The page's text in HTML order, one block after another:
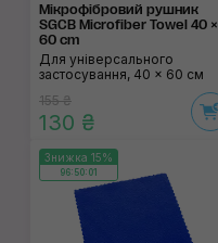
Мікрофібровий рушник
SGCB Microfiber Towel 40 ×
60 cm
Для універсального
застосування, 40 × 60 см
155 ₴
130 ₴
Знижка 15%
96:50:01